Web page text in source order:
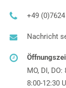
+49
Nachricht
MO, DI,
8:00-12:30